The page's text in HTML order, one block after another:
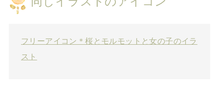
フリーアイコン＊桜とモルモットと女の子のイラ
スト